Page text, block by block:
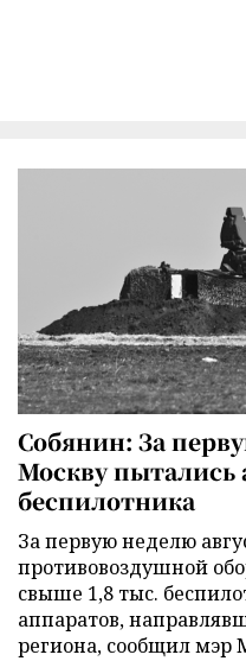
Собянин: За
Москву пытались
беспилотника
За первую неделю
противовоздушной
свыше 1,8 тыс.
аппаратов,
региона, сообщил мэр